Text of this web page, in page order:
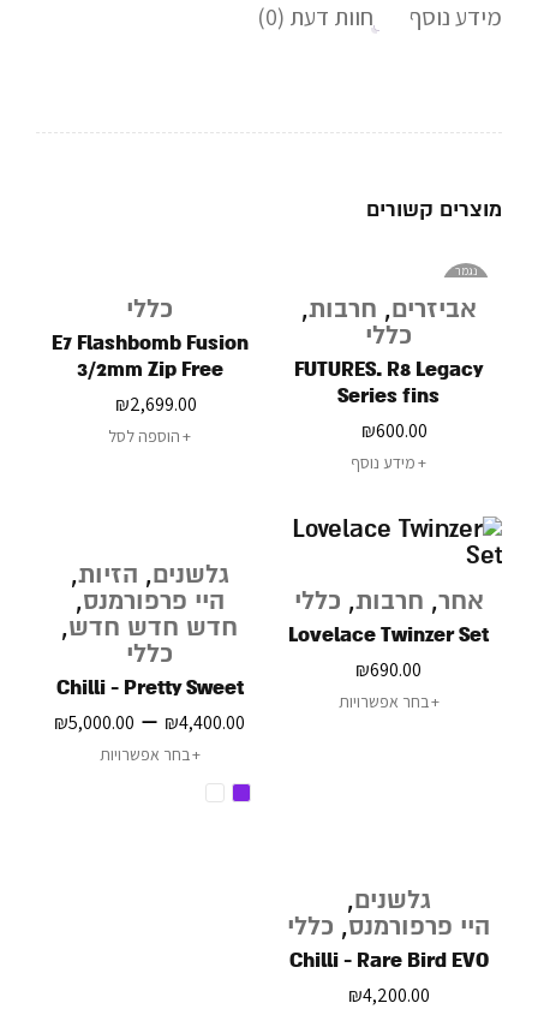
מידע נוסף חוות דעת (0)
מוצרים קשורים
נגמר
אביזרים, חרבות,
כללי
FUTURES. R8 Legacy
Series fins
₪600.00
מידע נוסף
כללי
E7 Flashbomb Fusion
3/2mm Zip Free
Fullsuit Wetsuit
₪2,699.00
הוספה לסל
אחר, חרבות, כללי
Lovelace Twinzer Set
₪690.00
בחר אפשרויות
גלשנים, הזיות,
היי פרפורמנס,
חדש חדש חדש,
כללי
Chilli - Pretty Sweet
₪4,400.00
–
₪5,000.00
בחר אפשרויות
גלשנים,
היי פרפורמנס, כללי
Chilli - Rare Bird EVO
₪4,200.00